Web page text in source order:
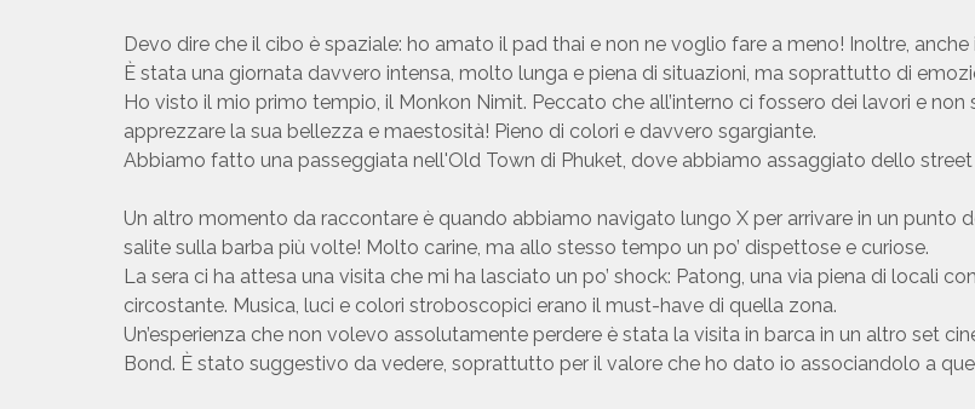
Devo dire che il cibo è spaziale: ho amato il pad thai e non ne voglio fare a meno! Inoltre,
È stata una giornata davvero intensa, molto lunga e piena di situazioni, ma soprattutto di
Ho visto il mio primo tempio, il Monkon Nimit. Peccato che all’interno ci fossero dei lavori e
apprezzare la sua bellezza e maestosità! Pieno di colori e davvero sgargiante.
Abbiamo fatto una passeggiata nell'Old Town di Phuket, dove abbiamo assaggiato dello
Un altro momento da raccontare è quando abbiamo navigato lungo X per arrivare in un punto
salite sulla barba più volte! Molto carine, ma allo stesso tempo un po’ dispettose e curiose.
La sera ci ha attesa una visita che mi ha lasciato un po’ shock: Patong, una via piena di locali
circostante. Musica, luci e colori stroboscopici erano il must-have di quella zona.
Un’esperienza che non volevo assolutamente perdere è stata la visita in barca in un altro set
Bond. È stato suggestivo da vedere, soprattutto per il valore che ho dato io associandolo a